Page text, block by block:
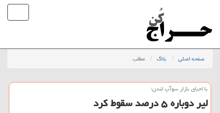
صفحه اصلی بلاگ مطلب
با احیای بازار سوآپ لندن؛
لیر دوباره ۵ درصد سقوط كرد